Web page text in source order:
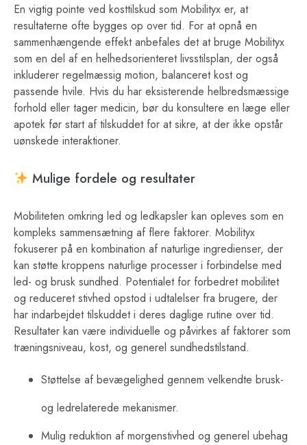
En vigtig pointe ved kosttilskud som Mobilityx er, at
resultaterne ofte bygges op over tid. For at opnå en
sammenhængende effekt anbefales det at bruge Mobilityx
som en del af en helhedsorienteret livsstilsplan, der også
inkluderer regelmæssig motion, balanceret kost og
passende hvile. Hvis du har eksisterende helbredsmæssige
forhold eller tager medicin, bør du konsultere en læge eller
apotek før start af tilskuddet for at sikre, at der ikke opstår
uønskede interaktioner.
Mulige fordele og resultater
Mobiliteten omkring led og ledkapsler kan opleves som en
kompleks sammensætning af flere faktorer. Mobilityx
fokuserer på en kombination af naturlige ingredienser, der
kan støtte kroppens naturlige processer i forbindelse med
led- og brusk sundhed. Potentialet for forbedret mobilitet
og reduceret stivhed opstod i udtalelser fra brugere, der
har indarbejdet tilskuddet i deres daglige rutine over tid.
Resultater kan være individuelle og påvirkes af faktorer som
træningsniveau, kost, og generel sundhedstilstand.
Støttelse af bevægelighed gennem velkendte brusk-
og ledrelaterede mekanismer.
Mulig reduktion af morgenstivhed og generel ubehag